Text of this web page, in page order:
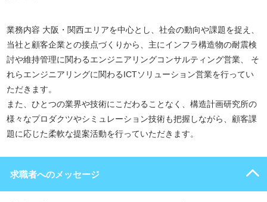
業務内容 大阪・関西エリアを中心とし、社会の動向や課題を捉え、
当社と顧客企業との接点づくりから、主にインフラ構造物の耐震検
討や維持管理に関わるエンジニアリングコンサルティング営業、 そ
れらエンジニアリングに関わるICTソリューション営業を行ってい
ただきます。
また、ひとつの業界や技術にこだわることなく、構造計画研究所の
様々なプロダクツやシミュレーション技術も把握しながら、顧客課
題に応じた柔軟な提案活動を行っていただきます。
求職者へのメッセージ